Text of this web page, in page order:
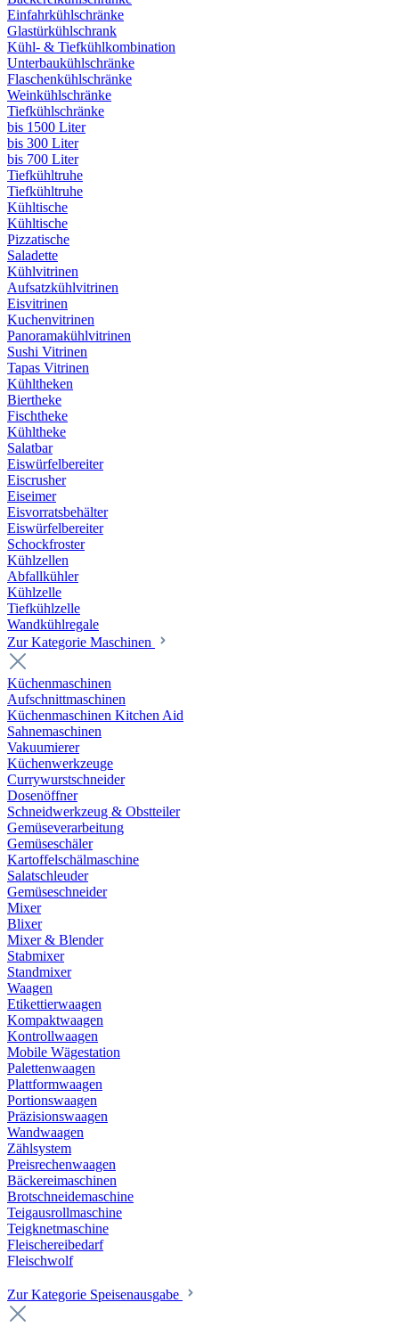
Einfahrkühlschränke
Glastürkühlschrank
Kühl- & Tiefkühlkombination
Unterbaukühlschränke
Flaschenkühlschränke
Weinkühlschränke
Tiefkühlschränke
bis 1500 Liter
bis 300 Liter
bis 700 Liter
Tiefkühltruhe
Tiefkühltruhe
Kühltische
Kühltische
Pizzatische
Saladette
Kühlvitrinen
Aufsatzkühlvitrinen
Eisvitrinen
Kuchenvitrinen
Panoramakühlvitrinen
Sushi Vitrinen
Tapas Vitrinen
Kühltheken
Biertheke
Fischtheke
Kühltheke
Salatbar
Eiswürfelbereiter
Eiscrusher
Eiseimer
Eisvorratsbehälter
Eiswürfelbereiter
Schockfroster
Kühlzellen
Abfallkühler
Kühlzelle
Tiefkühlzelle
Wandkühlregale
Zur Kategorie Maschinen
Küchenmaschinen
Aufschnittmaschinen
Küchenmaschinen Kitchen Aid
Sahnemaschinen
Vakuumierer
Küchenwerkzeuge
Currywurstschneider
Dosenöffner
Schneidwerkzeug & Obstteiler
Gemüseverarbeitung
Gemüseschäler
Kartoffelschälmaschine
Salatschleuder
Gemüseschneider
Mixer
Blixer
Mixer & Blender
Stabmixer
Standmixer
Waagen
Etikettierwaagen
Kompaktwaagen
Kontrollwaagen
Mobile Wägestation
Palettenwaagen
Plattformwaagen
Portionswaagen
Präzisionswaagen
Wandwaagen
Zählsystem
Preisrechenwaagen
Bäckereimaschinen
Brotschneidemaschine
Teigausrollmaschine
Teigknetmaschine
Fleischereibedarf
Fleischwolf
Zur Kategorie Speisenausgabe